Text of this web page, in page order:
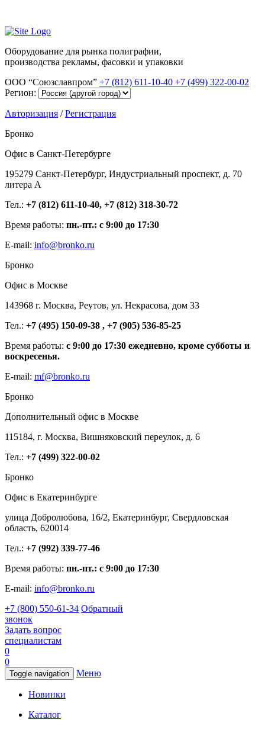
Оборудование для рынка полиграфии,
производства рекламы, фасовки и упаковки
ООО “Союзславпром” +7 (812) 611-10-40 +7 (499) 322-00-02
Регион:
Авторизация /Регистрация
Бронко
Офис в Санкт-Петербурге
195279 Санкт-Петербург, Индустриальный проспект, д. 70
литера А
Тел.: +7 (812) 611-10-40, +7 (812) 318-30-72
Время работы: пн.-пт.: с 9:00 до 17:30
E-mail: info@bronko.ru
Бронко
Офис в Москве
143968 г. Москва, Реутов, ул. Некрасова, дом 33
Тел.: +7 (495) 150-09-38 , +7 (905) 536-85-25
Время работы: с 9:00 до 17:30 ежедневно, кроме субботы и
воскресенья.
E-mail: mf@bronko.ru
Бронко
Дополнительный офис в Москве
115184, г. Москва, Вишняковский переулок, д. 6
Тел.: +7 (499) 322-00-02
Бронко
Офис в Екатеринбурге
улица Добролюбова, 16/2, Екатеринбург, Свердловская
область, 620014
Тел.: +7 (992) 339-77-46
Время работы: пн.-пт.: с 9:00 до 17:30
E-mail: info@bronko.ru
+7 (800) 550-61-34 Обратный
звонок
Задать вопрос
специалистам
0
0
Toggle navigation Меню
Новинки
Каталог